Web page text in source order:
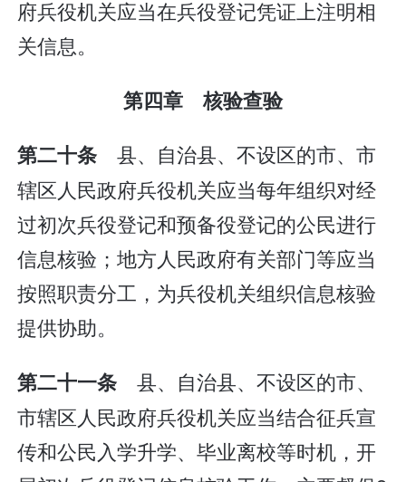
府兵役机关应当在兵役登记凭证上注明相
关信息。
第四章 核验查验
第二十条 县、自治县、不设区的市、市
辖区人民政府兵役机关应当每年组织对经
过初次兵役登记和预备役登记的公民进行
信息核验；地方人民政府有关部门等应当
按照职责分工，为兵役机关组织信息核验
提供协助。
第二十一条 县、自治县、不设区的市、
市辖区人民政府兵役机关应当结合征兵宣
传和公民入学升学、毕业离校等时机，开